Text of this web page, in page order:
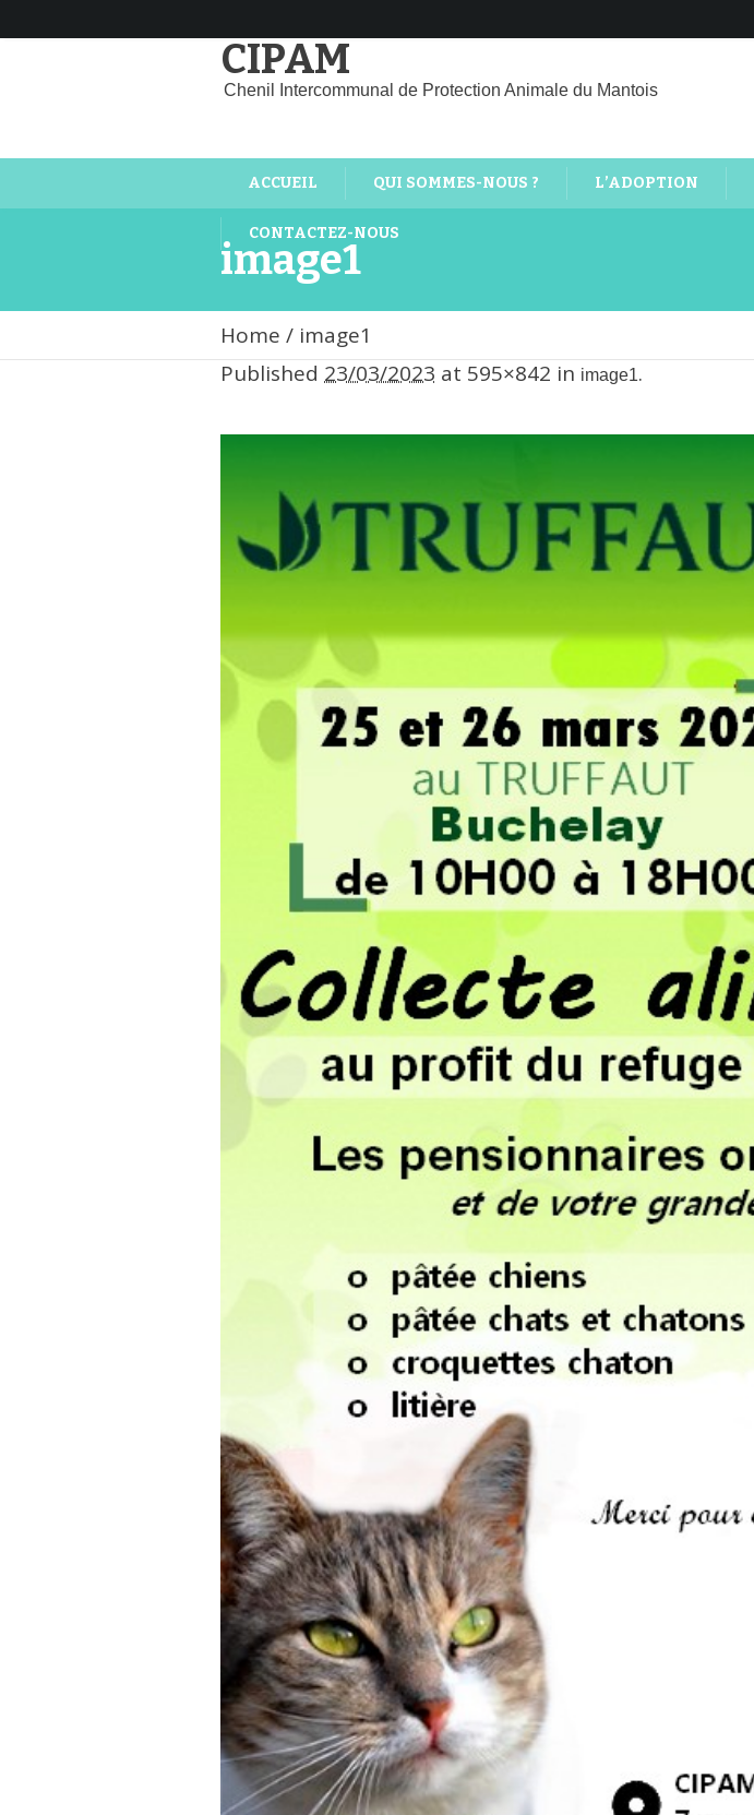
CIPAM
Chenil Intercommunal de Protection Animale du Mantois
ACCUEIL QUI SOMMES-NOUS ? L’ADOPTION
CONTACTEZ-NOUS
image1
Home / image1
Published 23/03/2023 at 595×842 in image1.